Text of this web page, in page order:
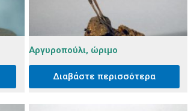
Αργυροπούλι, ώριμο
Διαβάστε περισσότερα